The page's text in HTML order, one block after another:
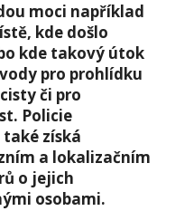
moci například
kde došlo
kde takový útok
pro prohlídku
či pro
Policie
získá
a lokalizačním
o jejich
osobami.